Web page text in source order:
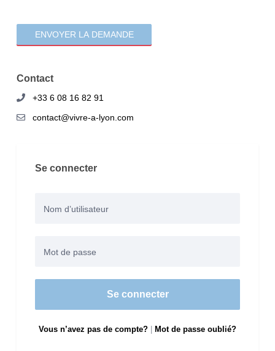
Contact
+33 6 08 16 82 91
contact@vivre-a-lyon.com
Se connecter
Se connecter
Vous n’avez pas de compte? Mot de passe oublié?